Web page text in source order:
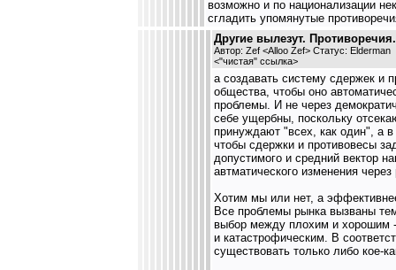
возможно и по национализации
сгладить упомянутые
Другие вылезут.
Автор: Zef <Alloo Zef> Статус: Elderman
<"чистая" ссылка>
а создавать систему сдержек и
общества, чтобы оно
проблемы. И не через
себе ущербны, поскольку
принуждают "всех, как один", а
чтобы сдержки и противовесы
допустимого и средний вектор
автматического изменения
Хотим мы или нет, а
Все проблемы рынка вызваны
выбор между плохим и хорошим
и катастрофическим. В
существовать только либо кое-